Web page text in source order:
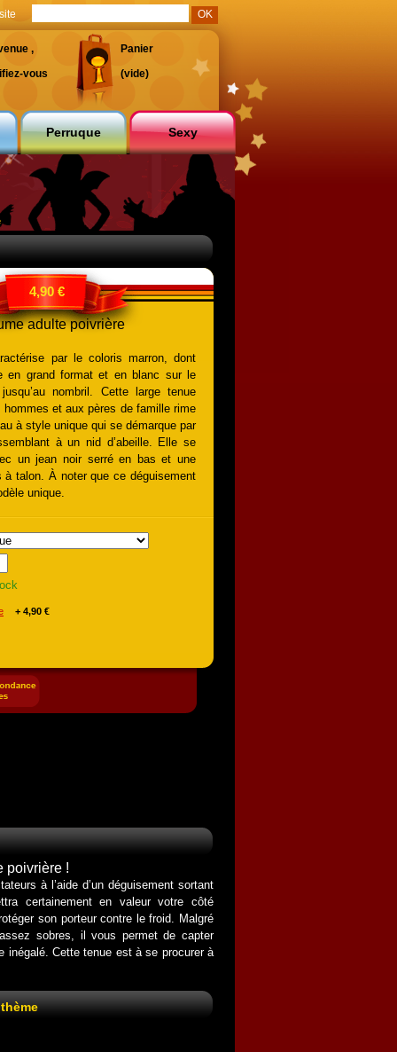
,
vous
Panier
(vide)
Perruque Sexy
4,90 €
adulte poivrière
par le coloris marron, dont
en grand format et en blanc sur le
nombril. Cette large tenue
hommes et aux pères de famille rime
à style unique qui se démarque par
à un nid d’abeille. Elle se
un jean noir serré en bas et une
à talon. À noter que ce déguisement
unique.
+ 4,90 €
poivrière !
à l’aide d’un déguisement sortant
certainement en valeur votre côté
son porteur contre le froid. Malgré
sobres, il vous permet de capter
inégalé. Cette tenue est à se procurer à